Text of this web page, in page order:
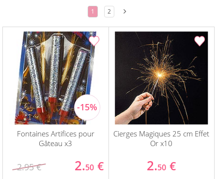
1 2
Fontaines Artifices pour
Gâteau x3
2.95 € 2.50 €
Cierges Magiques 25 cm Effet
Or x10
2.50 €